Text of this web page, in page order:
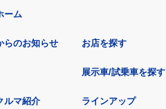
ーム
らのお知らせ
ルマ紹介
お店を探す
展示車/試乗車を探す
ラインアップ